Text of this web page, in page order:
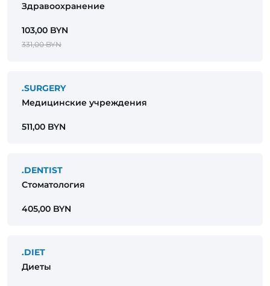
Здравоохранение
103,00 BYN
331,00 BYN
.SURGERY
Медицинские учреждения
511,00 BYN
.DENTIST
Стоматология
405,00 BYN
.DIET
Диеты